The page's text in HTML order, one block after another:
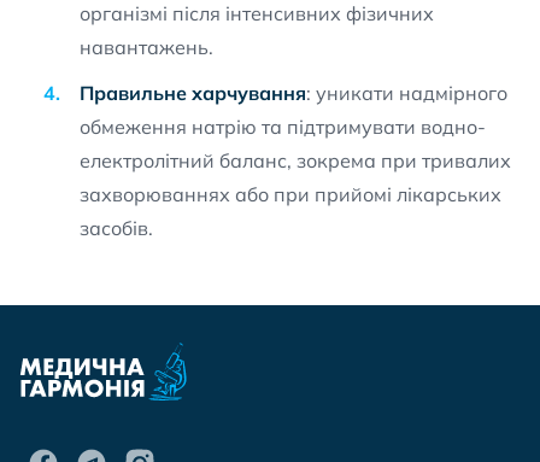
організмі після інтенсивних фізичних
навантажень.
Правильне харчування: уникати надмірного
обмеження натрію та підтримувати водно-
електролітний баланс, зокрема при тривалих
захворюваннях або при прийомі лікарських
засобів.